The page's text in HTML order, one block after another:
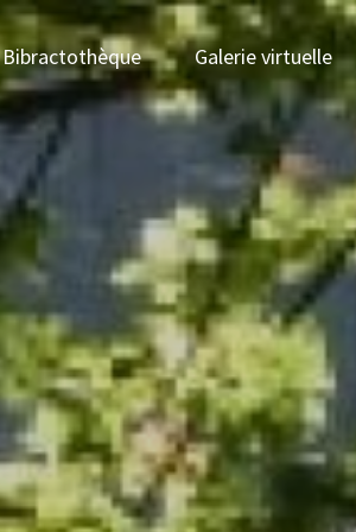
Bibractothèque Galerie virtuelle